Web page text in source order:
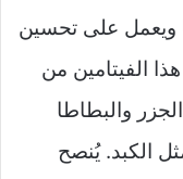
ويعمل على تحسين
الفيتامين من
والبطاطا
الكبد. يُنصح